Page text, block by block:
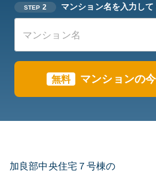
STEP 2 マンション名を入力し
無料 マンションの
加良部中央住宅７号棟の